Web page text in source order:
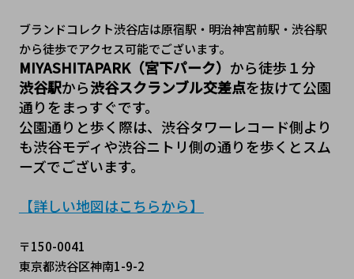
ブランドコレクト渋谷店は原宿駅・明治神宮前駅・渋谷駅
から徒歩でアクセス可能でございます。
MIYASHITAPARK（宮下パーク） から徒歩１分
渋谷駅から渋谷スクランブル交差点を抜けて公園
通りをまっすぐです。
公園通りと歩く際は、渋谷タワーレコード側より
も渋谷モディや渋谷ニトリ側の通りを歩くとスム
ーズでございます。
【詳しい地図はこちらから】
〒150-0041
東京都渋谷区神南1-9-2